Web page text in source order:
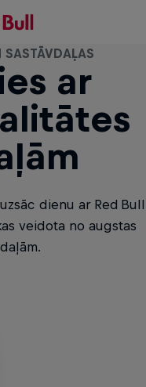
ar
SASTĀVDAĻAS
dienu ar Red Bull
veidota no augstas